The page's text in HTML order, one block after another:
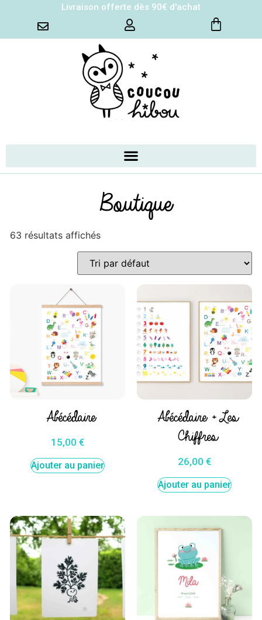
Livraison offerte dès 90€ d'achat
Boutique
63 résultats affichés
Abécédaire
15,00 €
Ajouter au panier
Abécédaire + Les
Chiffres
26,00 €
Ajouter au panier